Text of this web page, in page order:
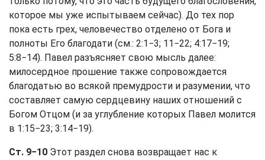
которое мы уже испытываем сейчас). До тех пор
пока есть грех, человечество отделено от Бога и
полноты Его благодати (см.: 2:1−3; 11−22; 4:17−19;
5:8−14). Павел разъясняет свою мысль далее:
милосердное прошение также сопровождается
благодатью во всякой премудрости и разумении, что
составляет самую сердцевину наших отношений с
Богом Отцом (и за углубление которых Павел молится
в 1:15−23; 3:14−19).
Ст. 9−10 Этот раздел снова возвращает нас к